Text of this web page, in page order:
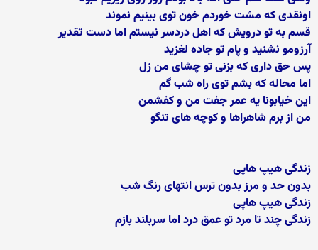
اونقدی که مشت خوردم خون توی بینیم نموند
قسم به تو درویش که اهل دردسر نیستم اما دست تقدیر
آرزومو نشنید و پام تو جاده لغزید
پس حق داری که بزنی تو چشای من زل
اما محاله که بشم توی راه شب گم
این خیابونا یه عمر جفت من و کفشمن
من از برم شاهراها و کوچه های تنگو
زندگی هیپ هاپی
بدون حد و مرز بدون ترس انتهای رنگ شب
زندگی هیپ هاپی
زندگی چند تا مرد تو عمق درد اما سربلند بازم